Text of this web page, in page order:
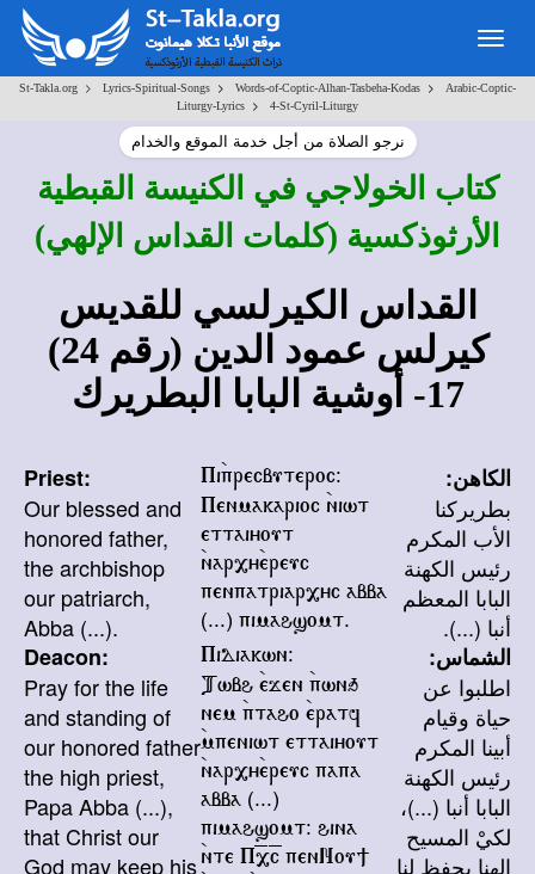
St-Takla.org > Lyrics-Spiritual-Songs > Words-of-Coptic-Alhan-Tasbeha-Kodas >
Arabic-Coptic-
Liturgy-Lyrics
> 4-St-Cyril-Liturgy
نرجو الصلاة من أجل خدمة الموقع والخدام
كتاب الخولاجي في الكنيسة القبطية
الأرثوذكسية (كلمات القداس الإلهي)
القداس الكيرلسي للقديس
كيرلس عمود الدين (رقم 24)
17- أوشية البابا البطريرك
Priest: Pi`precbuteroc@
الكاهن:
Our blessed and
honored father,
the archbishop
our patriarch,
Abba (...).
Penmakarioc `niwt
ettaiyout
`nar,y`ereuc
penpatriar,yc abba
(...) pimahsomt.
بطريركنا
الأب المكرم
رئيس الكهنة
البابا المعظم
أنبا (...).
Deacon:
Pidiakwn@
الشماس:
Pray for the life
and standing of
our honored father
the high priest,
Papa Abba (...),
that Christ our
God may keep his
Twbh `ejen `pwnq
nem `ptaho `eratf
`mpeniwt ettaiyout
`nar,y`ereuc papa
abba (...)
pimahsomt@ hina
`nte P=,=c penNou]
اطلبوا عن
حياة وقيام
أبينا المكرم
رئيس الكهنة
البابا أنبا (...)،
لكيْ المسيح
إلهنا يحفظ لنا